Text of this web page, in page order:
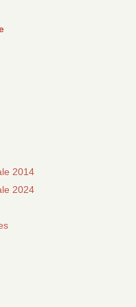
2014
2024